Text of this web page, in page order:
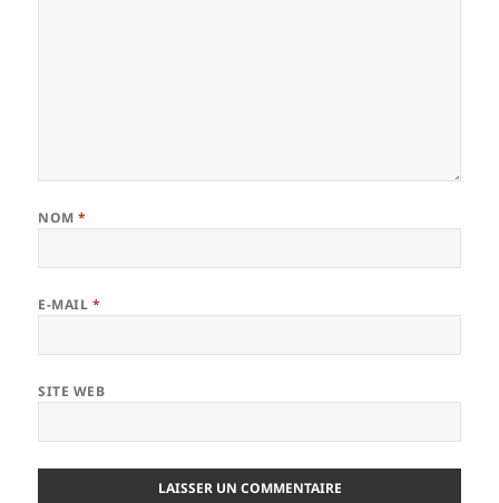
NOM*
E-MAIL *
SITE WEB